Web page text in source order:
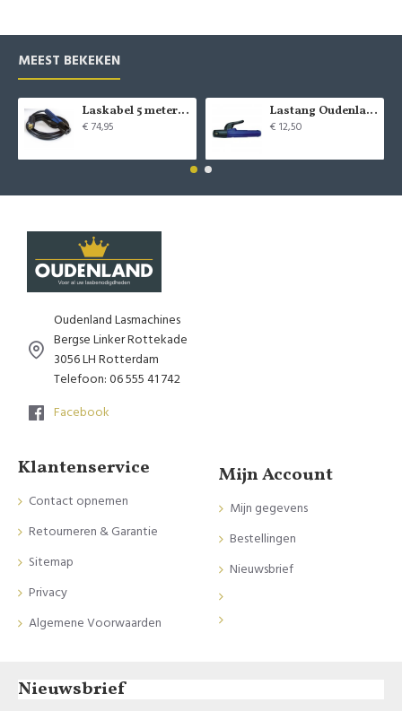
Watersysteem
MEEST BEKEKEN
Laskabel 5 meter inclusief tang
€ 74,95
Lastang Oudenland
€ 12,50
Oudenland Lasmachines
Bergse Linker Rottekade
3056 LH Rotterdam
Telefoon: 06 555 41 742
Facebook
Klantenservice
Contact opnemen
Retourneren & Garantie
Sitemap
Privacy
Algemene Voorwaarden
Mijn Account
Mijn gegevens
Bestellingen
Nieuwsbrief
Nieuwsbrief